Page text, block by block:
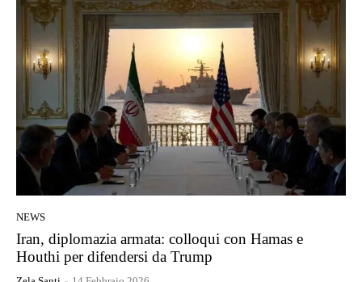
NEWS
Iran, diplomazia armata: colloqui con Hamas e
Houthi per difendersi da Trump